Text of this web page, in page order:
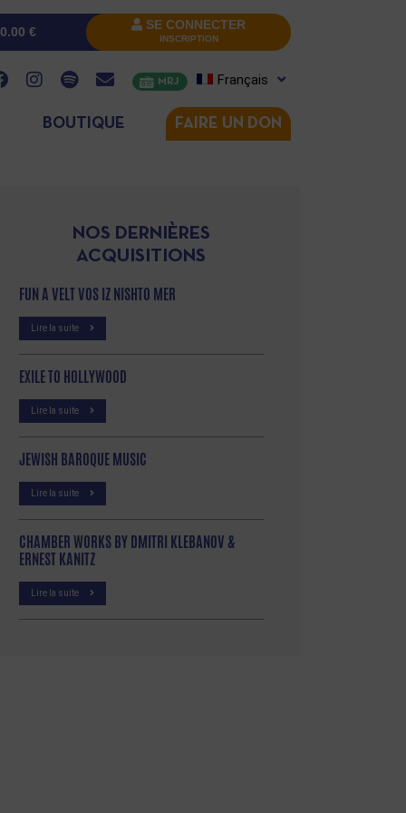
0.00 € SE CONNECTER
INSCRIPTION
MRJ Français
BOUTIQUE FAIRE UN DON
NOS DERNIÈRES
ACQUISITIONS
FUN A VELT VOS IZ NISHTO MER
Lire la suite
EXILE TO HOLLYWOOD
Lire la suite
JEWISH BAROQUE MUSIC
Lire la suite
CHAMBER WORKS BY DMITRI KLEBANOV &
ERNEST KANITZ
Lire la suite